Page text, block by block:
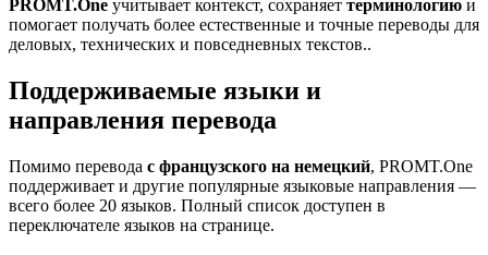
PROMT.One учитывает контекст, сохраняет терминологию и
помогает получать более естественные и точные переводы для
деловых, технических и повседневных текстов..
Поддерживаемые языки и
направления перевода
Помимо перевода с французского на немецкий, PROMT.One
поддерживает и другие популярные языковые направления —
всего более 20 языков. Полный список доступен в
переключателе языков на странице.